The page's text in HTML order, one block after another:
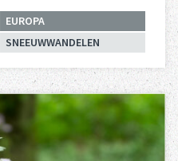
EUROPA
SNEEUWWANDELEN